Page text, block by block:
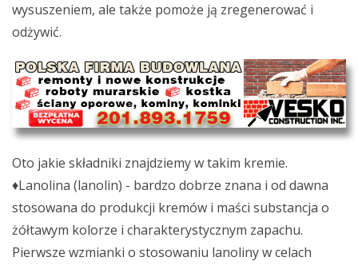
wysuszeniem, ale także pomoże ją zregenerować i
odżywić.
Oto jakie składniki znajdziemy w takim kremie.
♦Lanolina (lanolin) - bardzo dobrze znana i od dawna
stosowana do produkcji kremów i maści substancja o
żółtawym kolorze i charakterystycznym zapachu.
Pierwsze wzmianki o stosowaniu lanoliny w celach